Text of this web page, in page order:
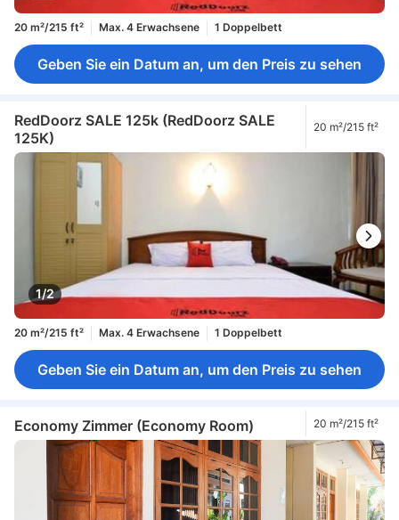
20 m²/215 ft² Max. 4 Erwachsene 1 Doppelbett
Geben Sie ein Datum an, um den Preis zu sehen
RedDoorz SALE 125k (RedDoorz SALE
125K)
20 m²/215 ft²
1/2
20 m²/215 ft² Max. 4 Erwachsene 1 Doppelbett
Geben Sie ein Datum an, um den Preis zu sehen
Economy Zimmer (Economy Room) 20 m²/215 ft²